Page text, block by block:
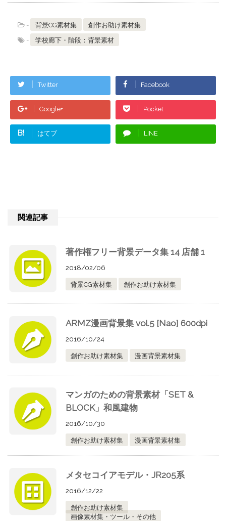
- 背景CG素材集
創作お助け素材集
-
学校廊下・階段：背景素材
Twitter Facebook
Google+ Pocket
B! はてブ LINE
関連記事
著作権フリー背景データ集 14 店舗 1
2018/02/06
背景CG素材集 創作お助け素材集
ARMZ漫画背景集 vol.5 [Nao] 600dpi
2016/10/24
創作お助け素材集 漫画背景素材集
マンガのための背景素材「SET &
BLOCK」和風建物
2016/10/30
創作お助け素材集 漫画背景素材集
メタセコイアモデル・JR205系
2016/12/22
創作お助け素材集
画像素材集・ツール・その他